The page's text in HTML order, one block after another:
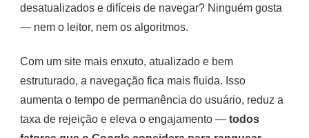
desatualizados e difíceis de navegar? Ninguém gosta
— nem o leitor, nem os algoritmos.
Com um site mais enxuto, atualizado e bem
estruturado, a navegação fica mais fluida. Isso
aumenta o tempo de permanência do usuário, reduz a
taxa de rejeição e eleva o engajamento — todos